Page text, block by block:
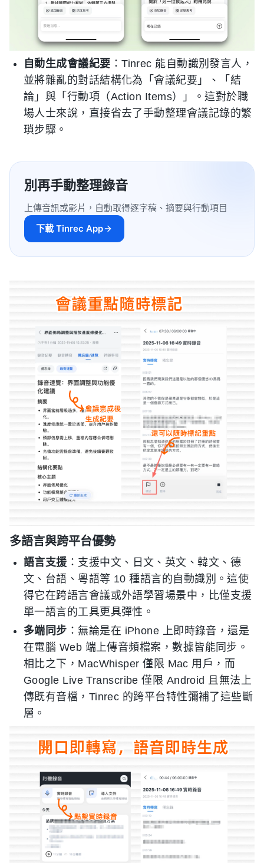
自動生成會議紀要 ：Tinrec 能自動識別發言人，
並將雜亂的對話結構化為「會議紀要」、「結
論」與「行動項（Action Items）」。這對於職
場人士來說，直接省去了手動整理會議記錄的繁
瑣步驟。
別再手動整理錄音
上傳音訊或影片，自動取得逐字稿、摘要與行動項目
下載 Tinrec App
多語言與跨平台優勢
語言支援 ：支援中文、日文、英文、韓文、德
文、台語、粵語等 10 種語言的自動識別。這使
得它在跨語言會議或外語學習場景中，比僅支援
單一語言的工具更具彈性。
多端同步 ：無論是在 iPhone 上即時錄音，還是
在電腦 Web 端上傳音頻檔案，數據皆能同步。
相比之下，MacWhisper 僅限 Mac 用戶，而
Google Live Transcribe 僅限 Android 且無法上
傳既有音檔，Tinrec 的跨平台特性彌補了這些斷
層。